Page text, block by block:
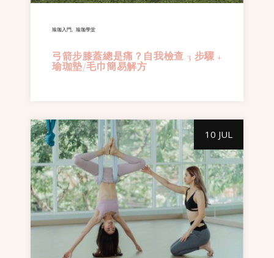
瑜珈入門 瑜珈學堂
弓箭步膝蓋總是痛？自我檢查 3 步驟 +
瑜珈墊/毛巾簡易解方
10 JUL